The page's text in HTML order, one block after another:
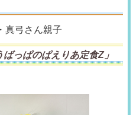
真弓さん親子
ばっぱのぱえりあ定食Z」